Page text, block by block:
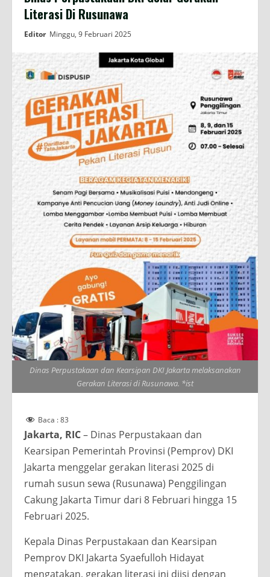
Literasi Di Rusunawa
Editor Minggu, 9 Februari 2025
Dinas Perpustakaan dan Kearsipan DKI Jakarta melaksanakan
Gerakan Literasi di Rusunawa. *ist
Baca :83
Jakarta, RIC– Dinas Perpustakaan dan
Kearsipan Pemerintah Provinsi (Pemprov) DKI
Jakarta menggelar gerakan literasi 2025 di
rumah susun sewa (Rusunawa) Penggilingan
Cakung Jakarta Timur dari 8 Februari hingga 15
Februari 2025.
Kepala Dinas Perpustakaan dan Kearsipan
Pemprov DKI Jakarta Syaefulloh Hidayat
mengatakan, gerakan literasi ini diisi dengan